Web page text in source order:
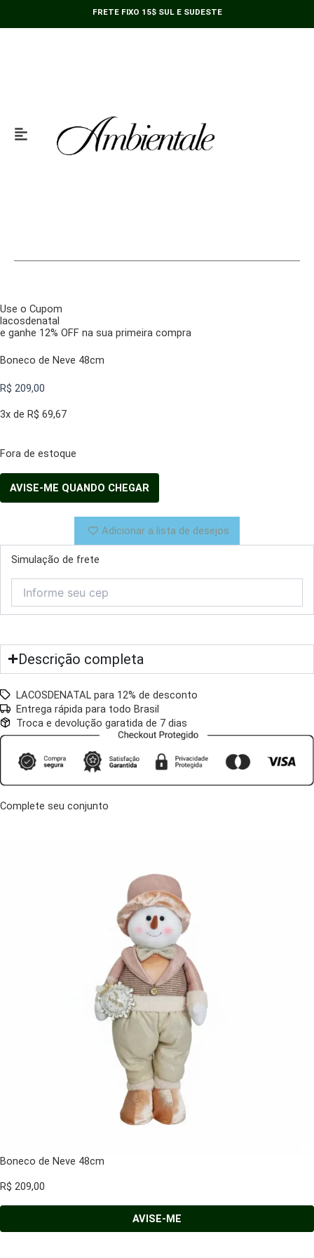
FRETE FIXO 15$ SUL E SUDESTE
Use o Cupom
lacosdenatal
e ganhe 12% OFF na sua primeira compra
Boneco de Neve 48cm
R$ 209,00
3x de R$ 69,67
Fora de estoque
Adicionar a lista de desejos
Simulação de frete
Descrição completa
LACOSDENATAL para 12% de desconto
Entrega rápida para todo Brasil
Troca e devolução garatida de 7 dias
Complete seu conjunto
Boneco de Neve 48cm
R$ 209,00
AVISE-ME